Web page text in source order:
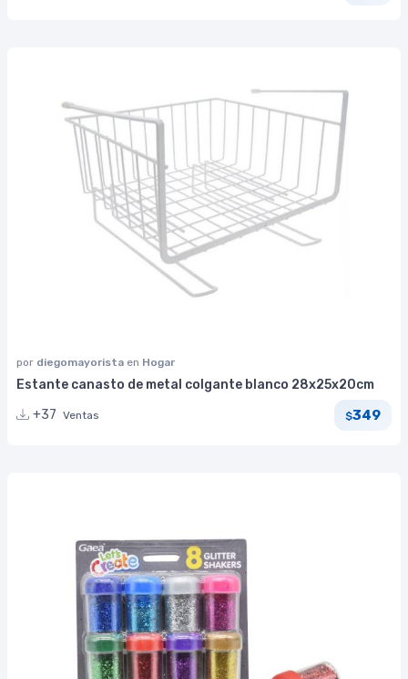
por diegomayorista en Hogar
Estante canasto de metal colgante blanco 28x25x20cm
+37 Ventas $349